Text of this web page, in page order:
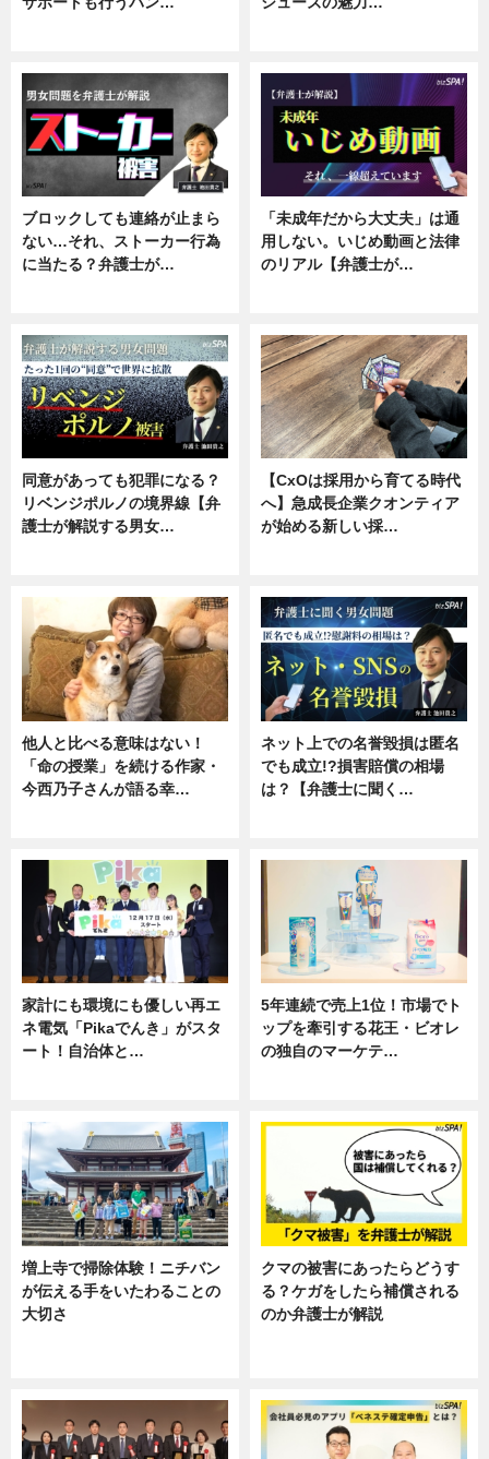
ブロックしても連絡が止まら
ない…それ、ストーカー行為
に当たる？弁護士が…
「未成年だから大丈夫」は通
用しない。いじめ動画と法律
のリアル【弁護士が…
同意があっても犯罪になる？
リベンジポルノの境界線【弁
護士が解説する男女…
【CxOは採用から育てる時代
へ】急成長企業クオンティア
が始める新しい採…
他人と比べる意味はない！
「命の授業」を続ける作家・
今西乃子さんが語る幸…
ネット上での名誉毀損は匿名
でも成立!?損害賠償の相場
は？【弁護士に聞く…
家計にも環境にも優しい再エ
ネ電気「Pikaでんき」がスタ
ート！自治体と…
5年連続で売上1位！市場でト
ップを牽引する花王・ビオレ
の独自のマーケテ…
増上寺で掃除体験！ニチバン
が伝える手をいたわることの
大切さ
クマの被害にあったらどうす
る？ケガをしたら補償される
のか弁護士が解説